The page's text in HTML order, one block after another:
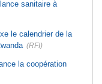
sanitaire à
le calendrier de la
(RFI)
la coopération